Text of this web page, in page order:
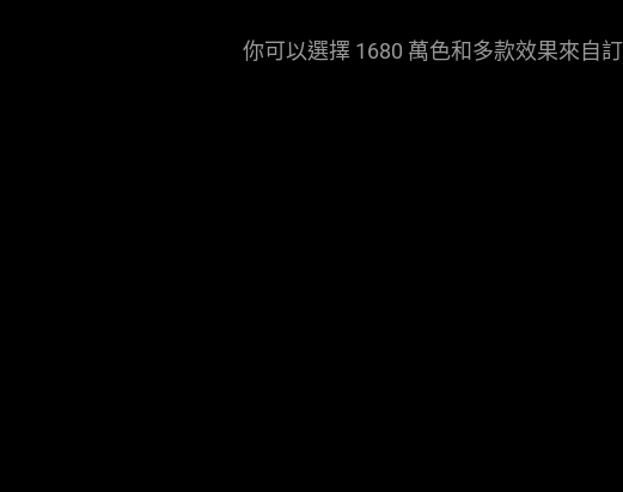
你可以選擇 1680 萬色和多款效果來自